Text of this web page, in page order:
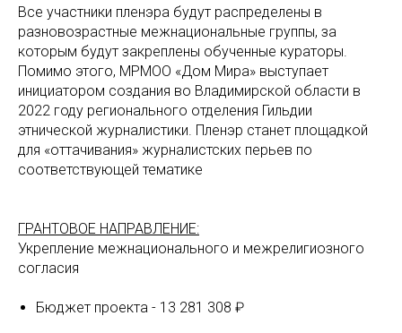
Все участники пленэра будут распределены в
разновозрастные межнациональные группы, за
которым будут закреплены обученные кураторы.
Помимо этого, МРМОО «Дом Мира» выступает
инициатором создания во Владимирской области в
2022 году регионального отделения Гильдии
этнической журналистики. Пленэр станет площадкой
для «оттачивания» журналистских перьев по
соответствующей тематике
ГРАНТОВОЕ НАПРАВЛЕНИЕ:
Укрепление межнационального и межрелигиозного
согласия
Бюджет проекта - 13 281 308 ₽